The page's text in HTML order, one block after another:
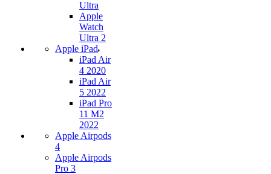
Ultra
Apple
Watch
Ultra 2
Apple iPad
iPad Air
4 2020
iPad Air
5 2022
iPad Pro
11 M2
2022
Apple Airpods
4
Apple Airpods
Pro 3